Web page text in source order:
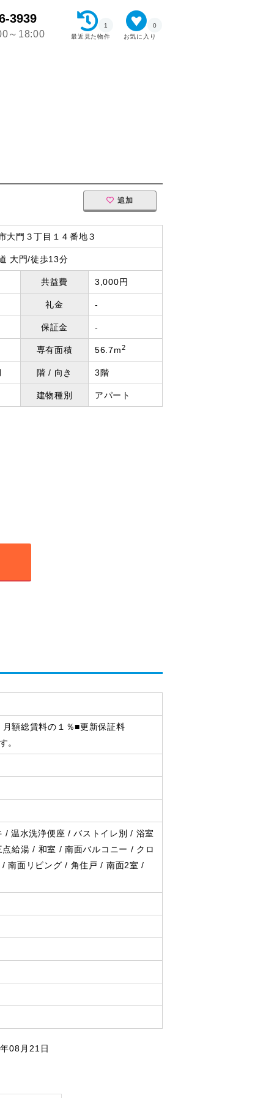
お気に入り
0
最近見た物件
1
3939
～18:00
追加
大門３丁目１４番地３
大門/徒歩13分
共益費 3,000円
礼金 -
保証金 -
専有面積 56.7m2
階 / 向き 3階
建物種別 アパート
額総賃料の１％■更新保証料
。
温水洗浄便座 バストイレ別
浴室
点給湯 和室 南面バルコニー
クロ
南面リビング 角住戸
南面2室
08月21日